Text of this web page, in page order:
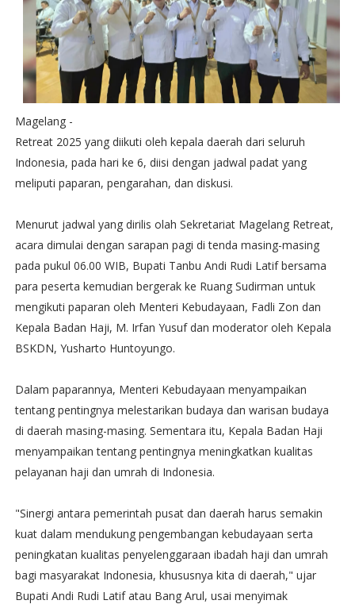
Magelang -
Retreat 2025 yang diikuti oleh kepala daerah dari seluruh
Indonesia, pada hari ke 6, diisi dengan jadwal padat yang
meliputi paparan, pengarahan, dan diskusi.
Menurut jadwal yang dirilis olah Sekretariat Magelang Retreat,
acara dimulai dengan sarapan pagi di tenda masing-masing
pada pukul 06.00 WIB, Bupati Tanbu Andi Rudi Latif bersama
para peserta kemudian bergerak ke Ruang Sudirman untuk
mengikuti paparan oleh Menteri Kebudayaan, Fadli Zon dan
Kepala Badan Haji, M. Irfan Yusuf dan moderator oleh Kepala
BSKDN, Yusharto Huntoyungo.
Dalam paparannya, Menteri Kebudayaan menyampaikan
tentang pentingnya melestarikan budaya dan warisan budaya
di daerah masing-masing. Sementara itu, Kepala Badan Haji
menyampaikan tentang pentingnya meningkatkan kualitas
pelayanan haji dan umrah di Indonesia.
"Sinergi antara pemerintah pusat dan daerah harus semakin
kuat dalam mendukung pengembangan kebudayaan serta
peningkatan kualitas penyelenggaraan ibadah haji dan umrah
bagi masyarakat Indonesia, khususnya kita di daerah," ujar
Bupati Andi Rudi Latif atau Bang Arul, usai menyimak